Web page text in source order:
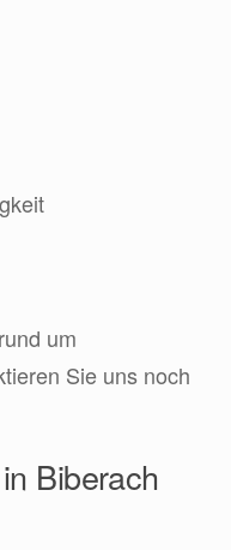
um
Sie uns noch
Biberach